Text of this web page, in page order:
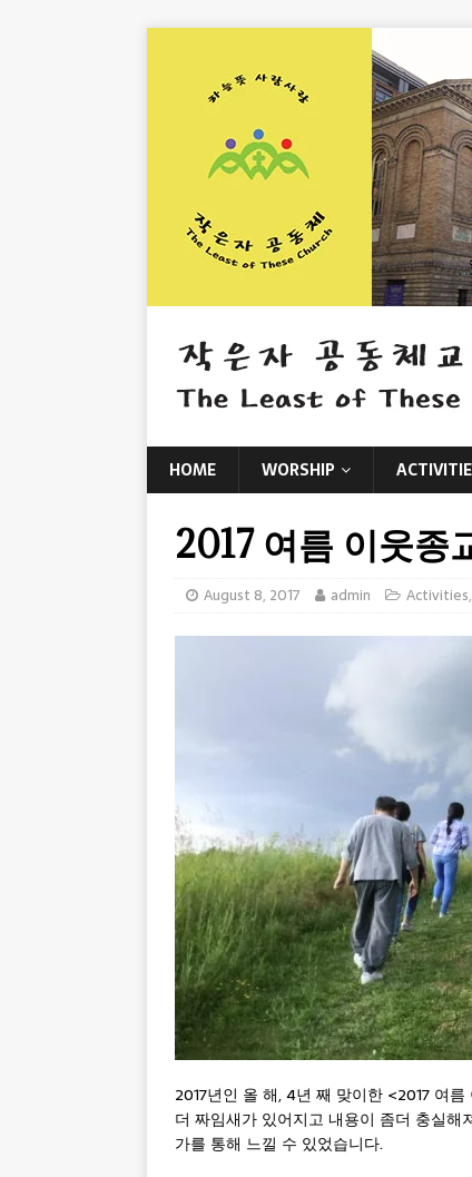
HOME WORSHIP
2017 여름 이웃종
August 8, 2017 admin Activities,
2017년인 올 해, 4년 째 맞이한 <2017 여
더 짜임새가 있어지고 내용이 좀더 충실
가를 통해 느낄 수 있었습니다.